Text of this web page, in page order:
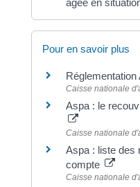
Pour en savoir plus
Réglementation
Caisse nationale
Aspa : le
Caisse nationale
Aspa : liste des
compte
Caisse nationale